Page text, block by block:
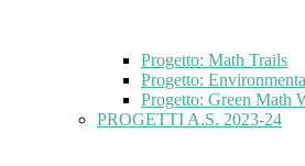
Progetto: Math Trails
Progetto:
Progetto: Green Math
PROGETTI A.S. 2023-24